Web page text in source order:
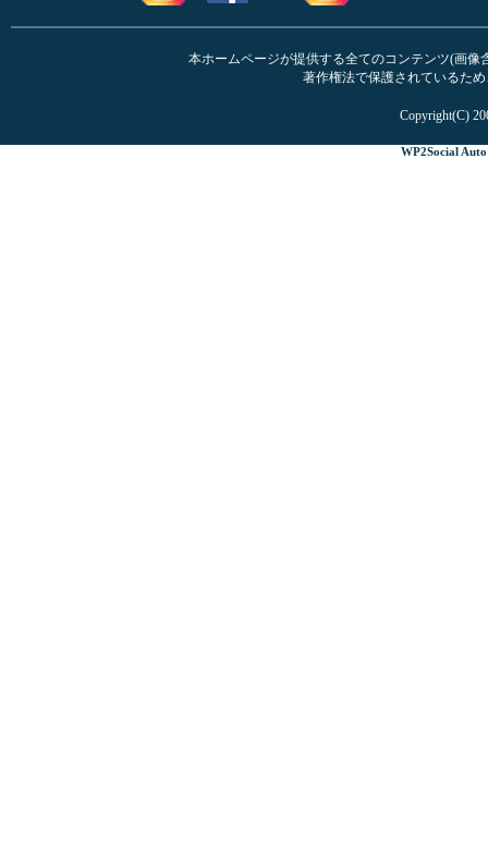
本ホームページが提供する全てのコンテンツ(画
著作権法で保護されているた
Copyright(C)
WP2Social